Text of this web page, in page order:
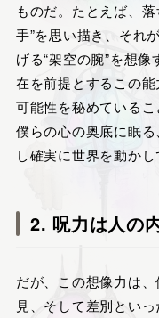
ものだ。たとえば、
手”を思い描き、それ
げる“架空の腕”を想
在を前提とするこの
可能性を秘めているこ
僕らの心の奥底に眠
し確実に世界を動か
2. 呪力は人の
だが、この想像力は
見、そして差別とい